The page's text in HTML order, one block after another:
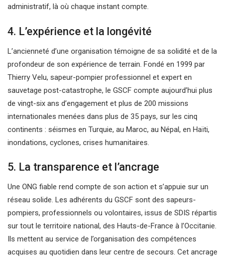
administratif, là où chaque instant compte.
4. L’expérience et la longévité
L’ancienneté d’une organisation témoigne de sa solidité et de la
profondeur de son expérience de terrain. Fondé en 1999 par
Thierry Velu, sapeur-pompier professionnel et expert en
sauvetage post-catastrophe, le GSCF compte aujourd’hui plus
de vingt-six ans d’engagement et plus de 200 missions
internationales menées dans plus de 35 pays, sur les cinq
continents : séismes en Turquie, au Maroc, au Népal, en Haïti,
inondations, cyclones, crises humanitaires.
5. La transparence et l’ancrage
Une ONG fiable rend compte de son action et s’appuie sur un
réseau solide. Les adhérents du GSCF sont des sapeurs-
pompiers, professionnels ou volontaires, issus de SDIS répartis
sur tout le territoire national, des Hauts-de-France à l’Occitanie.
Ils mettent au service de l’organisation des compétences
acquises au quotidien dans leur centre de secours. Cet ancrage